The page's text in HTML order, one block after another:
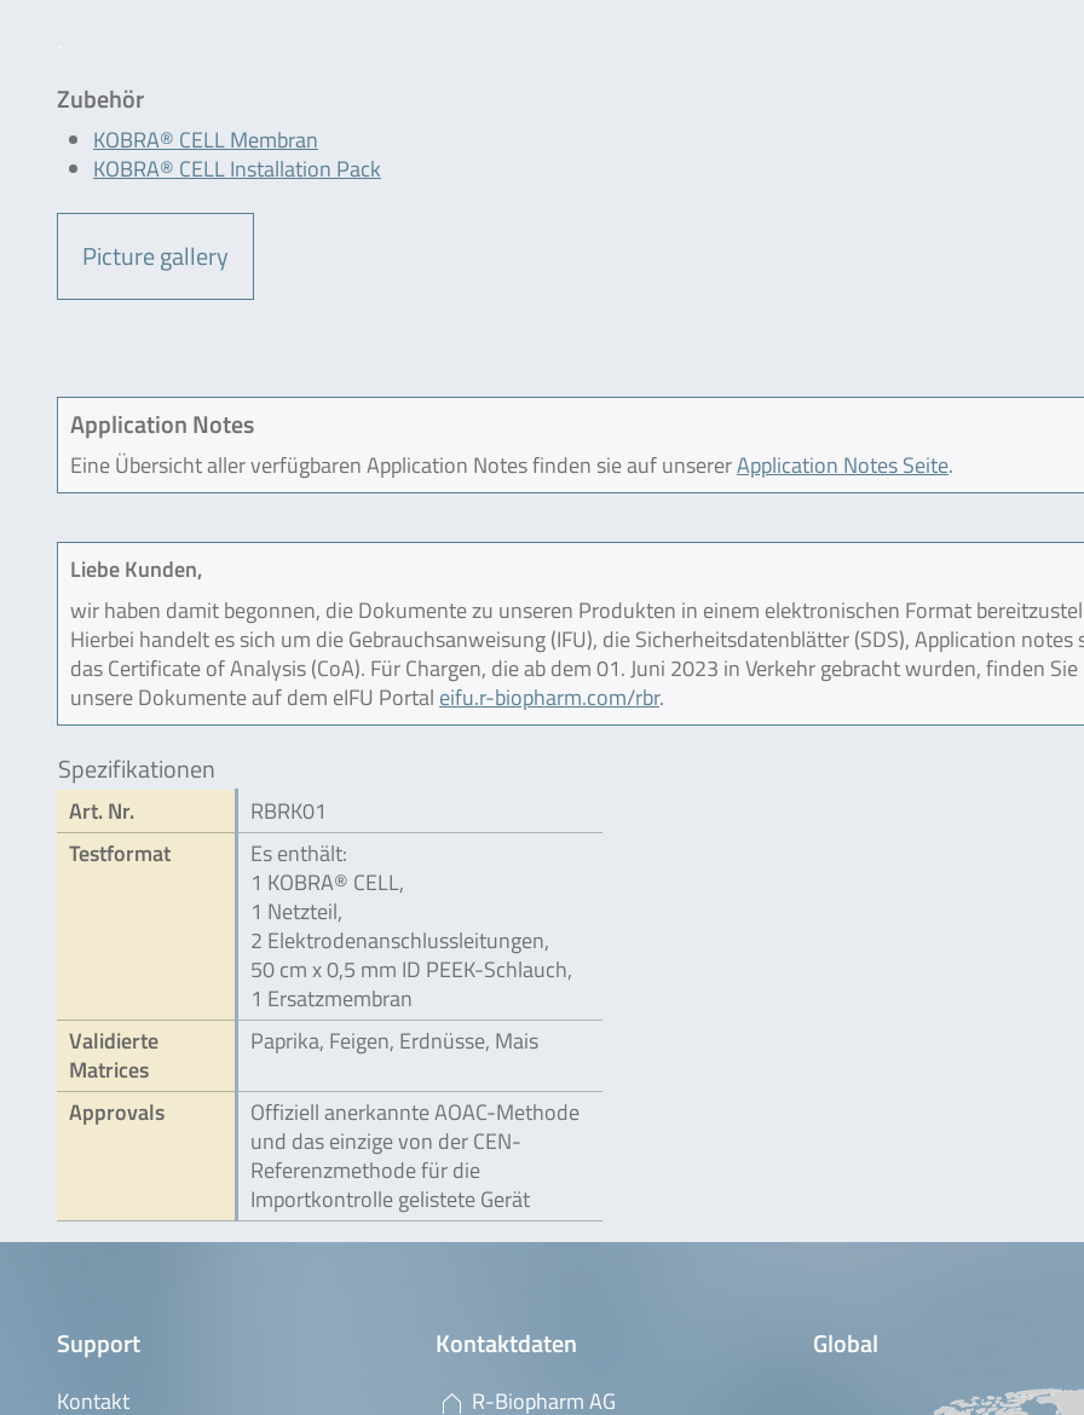
Zubehör
KOBRA® CELL Membran
KOBRA® CELL Installation Pack
Picture gallery
Application Notes
Eine Übersicht aller verfügbaren Application Notes finden sie auf unsererApplication Notes Seite.
Liebe Kunden,
wir haben damit begonnen, die Dokumente zu unseren Produkten in einem elektronischen Format
Hierbei handelt es sich um die Gebrauchsanweisung (IFU), die Sicherheitsdatenblätter (SDS), Application notes
das Certificate of Analysis (CoA). Für Chargen, die ab dem 01. Juni 2023 in Verkehr gebracht wurden, finden Sie
unsere Dokumente auf dem eIFU Portal eifu.r-biopharm.com/rbr.
Spezifikationen
Art. Nr.
RBRK01
Testformat
Es enthält:
1 KOBRA® CELL,
1 Netzteil,
2 Elektrodenanschlussleitungen,
50 cm x 0,5 mm ID PEEK-Schlauch,
1 Ersatzmembran
Validierte
Matrices
Paprika, Feigen, Erdnüsse, Mais
Approvals
Offiziell anerkannte AOAC-Methode
und das einzige von der CEN-
Referenzmethode für die
Importkontrolle gelistete Gerät
Support
Kontakt
Kontaktdaten
R-Biopharm AG
Global